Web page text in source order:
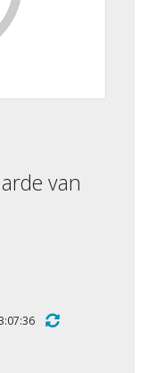
van